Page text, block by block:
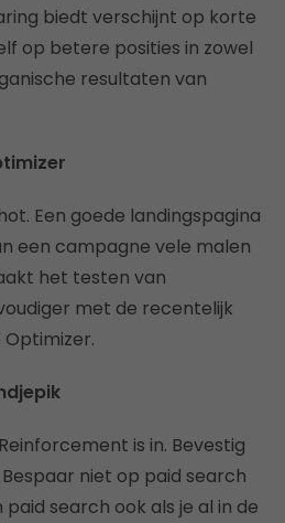
biedt verschijnt op korte
op betere posities in zowel
resultaten van
Een goede landingspagina
een campagne vele malen
het testen van
met de recentelijk
is in. Bevestig
niet op paid search
search ook als je al in de